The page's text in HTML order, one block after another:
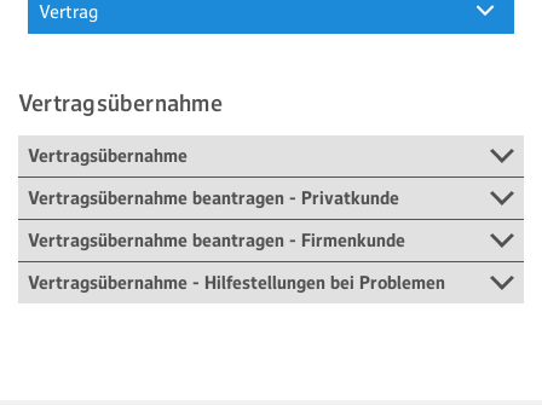
Vertrag
Vertragsübernahme
Vertragsübernahme
Vertragsübernahme beantragen - Privatkunde
Vertragsübernahme beantragen - Firmenkunde
Vertragsübernahme - Hilfestellungen bei Problemen